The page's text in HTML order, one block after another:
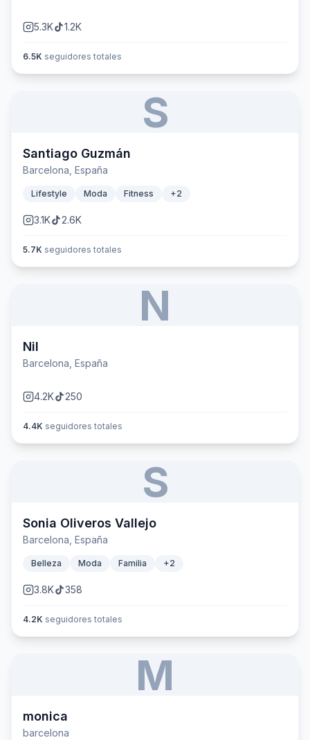
5.3K 1.2K
6.5K seguidores totales
S
Santiago Guzmán
Barcelona, España
Lifestyle Moda Fitness +2
3.1K 2.6K
5.7K seguidores totales
N
Nil
Barcelona, España
4.2K 250
4.4K seguidores totales
S
Sonia Oliveros Vallejo
Barcelona, España
Belleza Moda Familia +2
3.8K 358
4.2K seguidores totales
M
monica
barcelona